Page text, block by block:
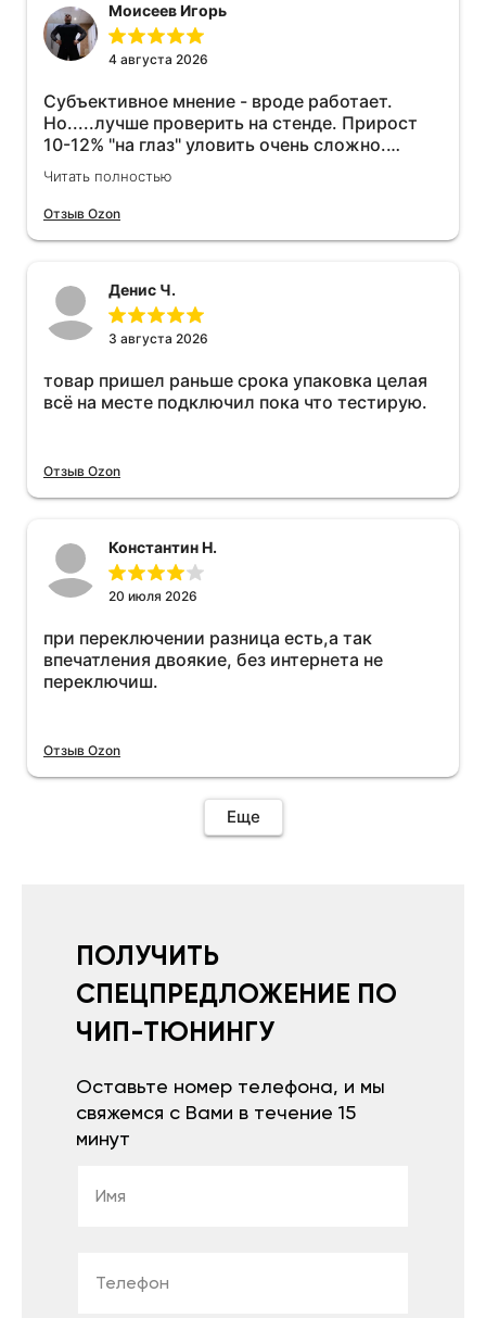
Моисеев Игорь
4 августа 2026
Субъективное мнение - вроде работает.
Но.....лучше проверить на стенде. Прирост
10-12% "на глаз" уловить очень сложно.
Покатаюсь, потом отключу и посмотрю, что
будет 😁.
Читать полностью
Отзыв Ozon
Денис Ч.
3 августа 2026
товар пришел раньше срока упаковка целая
всё на месте подключил пока что тестирую.
Отзыв Ozon
Константин Н.
20 июля 2026
при переключении разница есть,а так
впечатления двоякие, без интернета не
переключиш.
Отзыв Ozon
Еще
ПОЛУЧИТЬ
СПЕЦПРЕДЛОЖЕНИЕ ПО
ЧИП-ТЮНИНГУ
Оставьте номер телефона, и мы
свяжемся с Вами в течение 15
минут